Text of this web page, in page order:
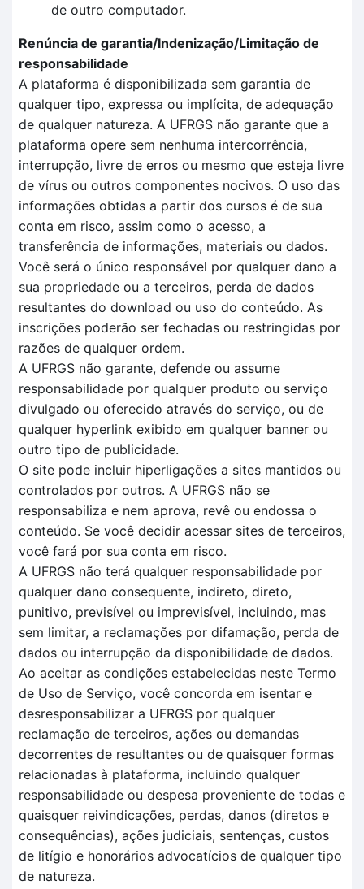
de outro computador.
Renúncia de garantia/Indenização/Limitação de
responsabilidade
A plataforma é disponibilizada sem garantia de
qualquer tipo, expressa ou implícita, de adequação
de qualquer natureza. A UFRGS não garante que a
plataforma opere sem nenhuma intercorrência,
interrupção, livre de erros ou mesmo que esteja livre
de vírus ou outros componentes nocivos. O uso das
informações obtidas a partir dos cursos é de sua
conta em risco, assim como o acesso, a
transferência de informações, materiais ou dados.
Você será o único responsável por qualquer dano a
sua propriedade ou a terceiros, perda de dados
resultantes do download ou uso do conteúdo. As
inscrições poderão ser fechadas ou restringidas por
razões de qualquer ordem.
A UFRGS não garante, defende ou assume
responsabilidade por qualquer produto ou serviço
divulgado ou oferecido através do serviço, ou de
qualquer hyperlink exibido em qualquer banner ou
outro tipo de publicidade.
O site pode incluir hiperligações a sites mantidos ou
controlados por outros. A UFRGS não se
responsabiliza e nem aprova, revê ou endossa o
conteúdo. Se você decidir acessar sites de terceiros,
você fará por sua conta em risco.
A UFRGS não terá qualquer responsabilidade por
qualquer dano consequente, indireto, direto,
punitivo, previsível ou imprevisível, incluindo, mas
sem limitar, a reclamações por difamação, perda de
dados ou interrupção da disponibilidade de dados.
Ao aceitar as condições estabelecidas neste Termo
de Uso de Serviço, você concorda em isentar e
desresponsabilizar a UFRGS por qualquer
reclamação de terceiros, ações ou demandas
decorrentes de resultantes ou de quaisquer formas
relacionadas à plataforma, incluindo qualquer
responsabilidade ou despesa proveniente de todas e
quaisquer reivindicações, perdas, danos (diretos e
consequências), ações judiciais, sentenças, custos
de litígio e honorários advocatícios de qualquer tipo
de natureza.